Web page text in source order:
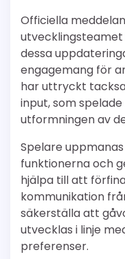
Officiella
dessa
engagemang för
har uttryckt
input, som
utformningen av
Spelare
funktionerna och
hjälpa till att
kommunikation
säkerställa att
utvecklas i linje
preferenser.